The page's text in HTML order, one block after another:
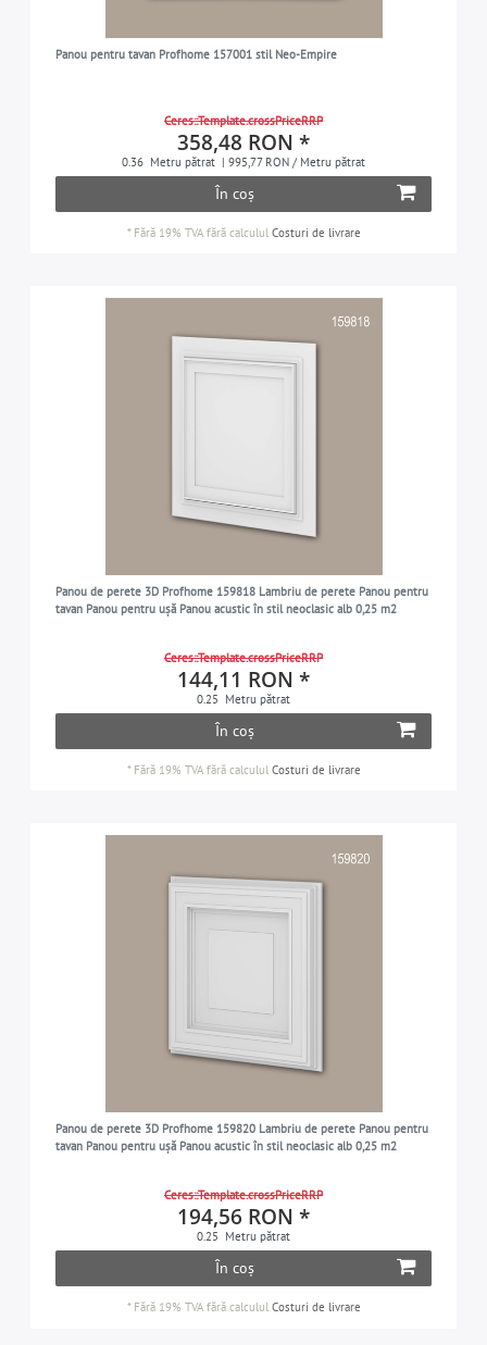
Panou pentru tavan Profhome 157001 stil Neo-Empire
Ceres::Template.crossPriceRRP
358,48 RON *
0.36 Metru pătrat | 995,77 RON / Metru pătrat
În coș
* Fără 19% TVAfără calculul Costuri de livrare
Panou de perete 3D Profhome 159818 Lambriu de perete Panou pentru
tavan Panou pentru ușă Panou acustic în stil neoclasic alb 0,25 m2
Ceres::Template.crossPriceRRP
144,11 RON *
0.25 Metru pătrat
În coș
* Fără 19% TVAfără calculul Costuri de livrare
Panou de perete 3D Profhome 159820 Lambriu de perete Panou pentru
tavan Panou pentru ușă Panou acustic în stil neoclasic alb 0,25 m2
Ceres::Template.crossPriceRRP
194,56 RON *
0.25 Metru pătrat
În coș
* Fără 19% TVAfără calculul Costuri de livrare